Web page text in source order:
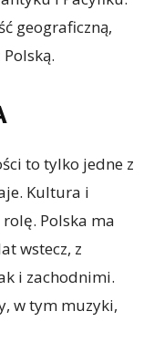
geograficzną,
to tylko jedne z
Kultura i
Polska ma
wstecz, z
i zachodnimi.
w tym muzyki,